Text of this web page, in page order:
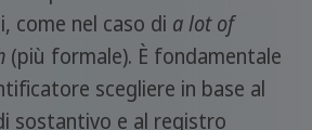
come nel caso di a lot of
(più formale). È fondamentale
scegliere in base al
sostantivo e al registro